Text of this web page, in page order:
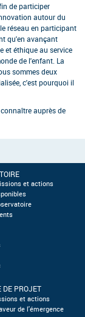
de participer
autour du
réseau en participant
qu'en avançant
et éthique au service
de l'enfant. La
sommes deux
c'est pourquoi il
auprès de
et actions
DE PROJET
et actions
de l'émergence